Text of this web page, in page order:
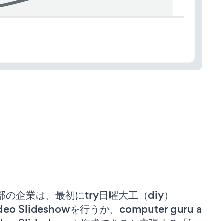
の企業は、最初にtry日曜大工（diy）
Slideshowを行うか、computer guru a